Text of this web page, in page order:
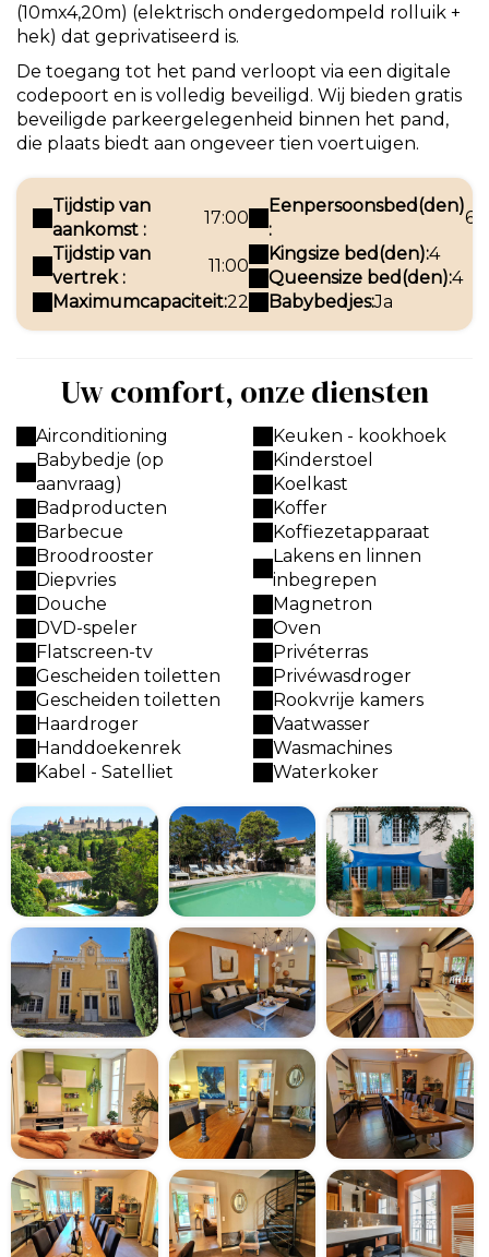
(10mx4,20m) (elektrisch ondergedompeld rolluik +
hek) dat geprivatiseerd is.
De toegang tot het pand verloopt via een digitale
codepoort en is volledig beveiligd. Wij bieden gratis
beveiligde parkeergelegenheid binnen het pand,
die plaats biedt aan ongeveer tien voertuigen.
Tijdstip van
aankomst :
17:00
Tijdstip van
vertrek :
11:00
Maximumcapaciteit:22
Eenpersoonsbed(den)
:
6
Kingsize bed(den):4
Queensize bed(den):4
Babybedjes:Ja
Uw comfort, onze diensten
Airconditioning
Babybedje (op
aanvraag)
Badproducten
Barbecue
Broodrooster
Diepvries
Douche
DVD-speler
Flatscreen-tv
Gescheiden toiletten
Gescheiden toiletten
Haardroger
Handdoekenrek
Kabel - Satelliet
Keuken - kookhoek
Kinderstoel
Koelkast
Koffer
Koffiezetapparaat
Lakens en linnen
inbegrepen
Magnetron
Oven
Privéterras
Privéwasdroger
Rookvrije kamers
Vaatwasser
Wasmachines
Waterkoker